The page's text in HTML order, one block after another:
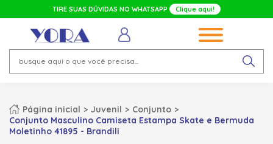
TIRE SUAS DÚVIDAS NO WHATSAPP Clique aqui!
Página inicial Juvenil
Conjunto
Conjunto Masculino Camiseta Estampa Skate e Bermuda
Moletinho 41895 - Brandili